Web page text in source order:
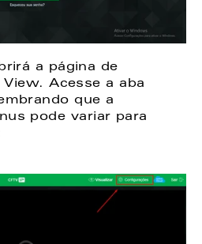
a página de
View. Acesse a aba
que a
pode variar para